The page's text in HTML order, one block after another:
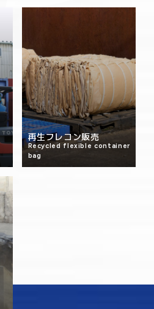
再生フレコン販売
Recycled flexible container
bag